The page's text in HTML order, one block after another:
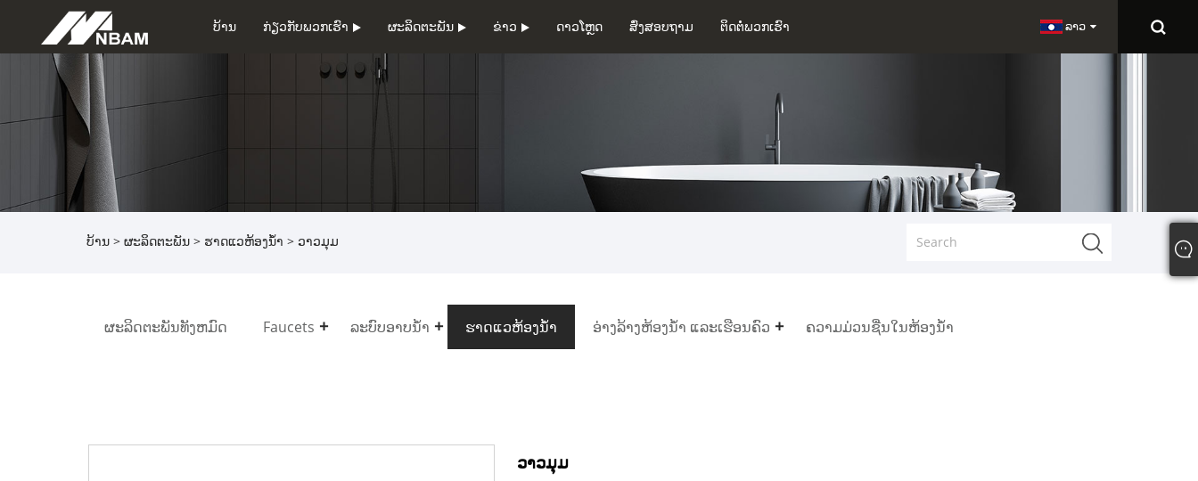
ບ້ານ ກ່ຽວ​ກັບ​ພວກ​ເຮົາ ຜະລິດຕະພັນ ຂ່າວ ດາວໂຫຼດ ສົ່ງສອບຖາມ ຕິດຕໍ່ພວກເຮົາ ລາວ
ບ້ານ > ຜະລິດຕະພັນ > ຮາດແວຫ້ອງນ້ຳ > ວາວມຸມ
ຜະລິດຕະພັນທັງຫມົດ Faucets ລະບົບອາບນໍ້າ ຮາດແວຫ້ອງນ້ຳ ອ່າງລ້າງຫ້ອງນ້ຳ ແລະເຮືອນຄົວ ຄວາມມ່ວນຊື່ນໃນຫ້ອງນ້ໍາ
ວາວມຸມ